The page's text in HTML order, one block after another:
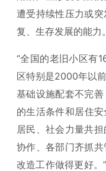
遭受持续性压力或
复、生存发展的能力。
“全国的老旧小区有
区特别是2000年以
基础设施配套不完
的生活条件和居住
居民、社会力量共
协作、各部门齐抓
改造工作做得更好。